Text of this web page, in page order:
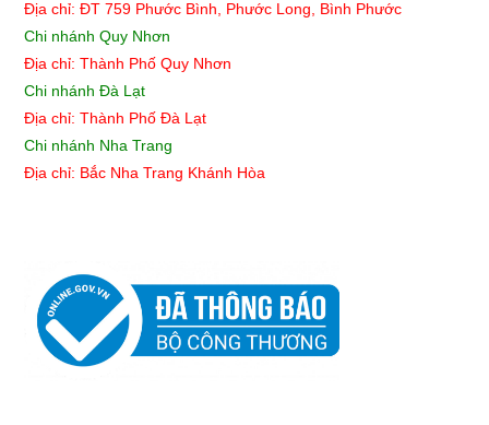
Địa chỉ: ĐT 759 Phước Bình, Phước Long, Bình Phước
Chi nhánh Quy Nhơn
Địa chỉ: Thành Phố Quy Nhơn
Chi nhánh Đà Lạt
Địa chỉ: Thành Phố Đà Lạt
Chi nhánh Nha Trang
Địa chỉ: Bắc Nha Trang Khánh Hòa